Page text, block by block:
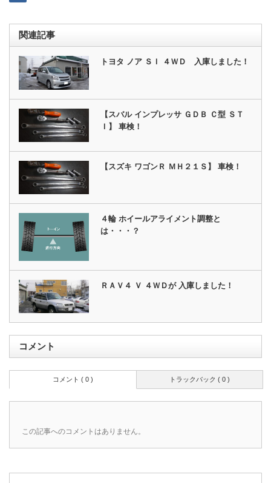
関連記事
トヨタ ノア ＳＩ ４ＷＤ 入庫しました！
【スバル インプレッサ ＧＤＢ Ｃ型 ＳＴ
Ｉ】 車検！
【スズキ ワゴンＲ ＭＨ２１Ｓ】 車検！
４輪 ホイールアライメント調整と
は・・・？
ＲＡＶ４ Ｖ ４ＷＤが 入庫しました！
コメント
トラックバック ( 0 )
コメント ( 0 )
この記事へのコメントはありません。